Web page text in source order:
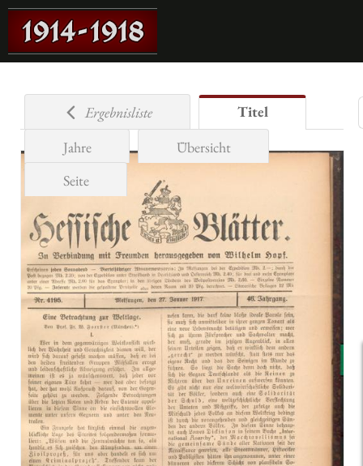
Ergebnisliste
Titel
Jahre
Übersicht
Seite